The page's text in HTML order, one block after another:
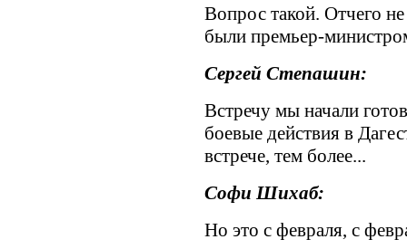
Вопрос такой. Отчего не
были премьер-
Сергей Степашин:
Встречу мы начали
боевые действия в
встрече, тем более...
Софи Шихаб:
Но это с февраля, с